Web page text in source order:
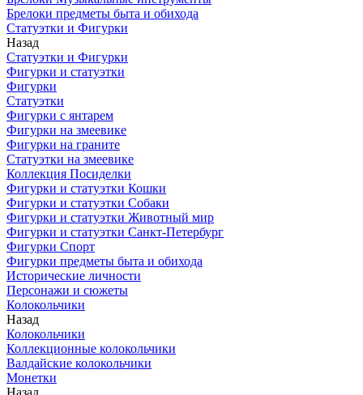
Брелоки предметы быта и обихода
Статуэтки и Фигурки
Назад
Статуэтки и Фигурки
Фигурки и статуэтки
Фигурки
Статуэтки
Фигурки с янтарем
Фигурки на змеевике
Фигурки на граните
Статуэтки на змеевике
Коллекция Посиделки
Фигурки и статуэтки Кошки
Фигурки и статуэтки Собаки
Фигурки и статуэтки Животный мир
Фигурки и статуэтки Санкт-Петербург
Фигурки Спорт
Фигурки предметы быта и обихода
Исторические личности
Персонажи и сюжеты
Колокольчики
Назад
Колокольчики
Коллекционные колокольчики
Валдайские колокольчики
Монетки
Назад